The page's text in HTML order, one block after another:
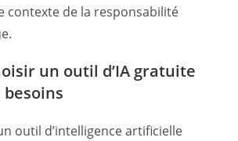
contexte de la responsabilité
un outil d’IA gratuite
besoins
outil d’intelligence artificielle